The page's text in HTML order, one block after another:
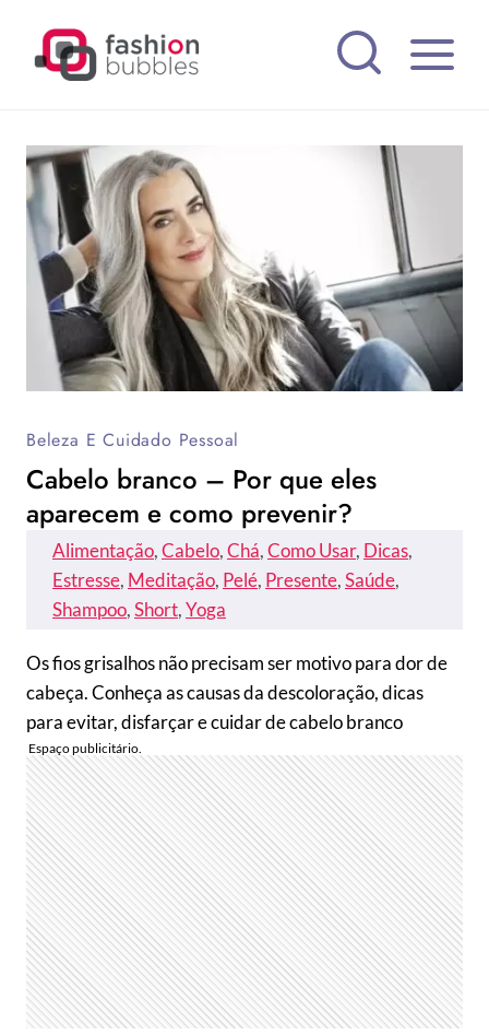
Beleza E Cuidado Pessoal
Cabelo branco – Por que eles
aparecem e como prevenir?
Alimentação, Cabelo, Chá, Como Usar, Dicas
Estresse, Meditação, Pelé, Presente, Saúde
Shampoo, Short, Yoga
Os fios grisalhos não precisam ser motivo para dor de
cabeça. Conheça as causas da descoloração, dicas
para evitar, disfarçar e cuidar de cabelo branco